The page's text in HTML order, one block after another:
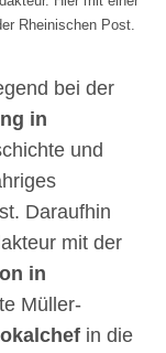
Rheinischen Post.
bei der
in
und
Daraufhin
mit der
in
Müller-
in die